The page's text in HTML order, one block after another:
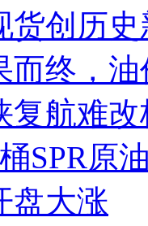
货创历
而终，
复航难
SPR原
盘大涨